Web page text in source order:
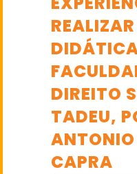
DIREITO
TADEU,
ANTONIO
CAPRA